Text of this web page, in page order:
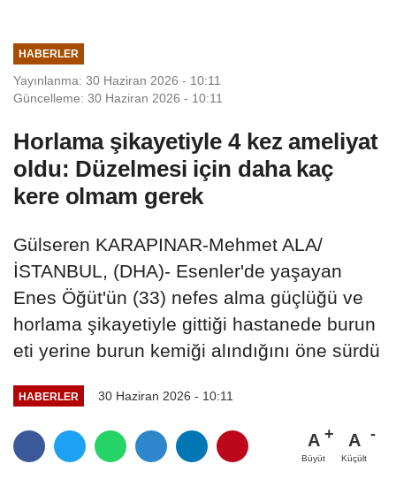
HABERLER
Yayınlanma: 30 Haziran 2026 - 10:11
Güncelleme: 30 Haziran 2026 - 10:11
Horlama şikayetiyle 4 kez ameliyat
oldu: Düzelmesi için daha kaç
kere olmam gerek
Gülseren KARAPINAR-Mehmet ALA/
İSTANBUL, (DHA)- Esenler'de yaşayan
Enes Öğüt'ün (33) nefes alma güçlüğü ve
horlama şikayetiyle gittiği hastanede burun
eti yerine burun kemiği alındığını öne sürdü
HABERLER 30 Haziran 2026 - 10:11
A
Büyüt
A
Küçült